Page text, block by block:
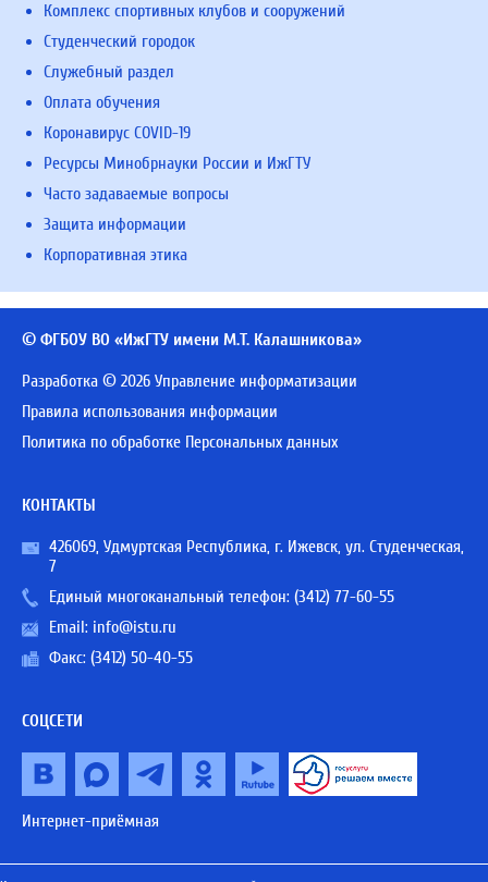
Комплекс спортивных клубов и сооружений
Студенческий городок
Служебный раздел
Оплата обучения
Коронавирус COVID-19
Ресурсы Минобрнауки России и ИжГТУ
Часто задаваемые вопросы
Защита информации
Корпоративная этика
© ФГБОУ ВО «ИжГТУ имени М.Т. Калашникова»
Разработка © 2026 Управление информатизации
Правила использования информации
Политика по обработке Персональных данных
КОНТАКТЫ
426069, Удмуртская Республика, г. Ижевск, ул. Студенческая,
7
Единый многоканальный телефон: (3412) 77-60-55
Email: info@istu.ru
Факс: (3412) 50-40-55
СОЦСЕТИ
Интернет-приёмная